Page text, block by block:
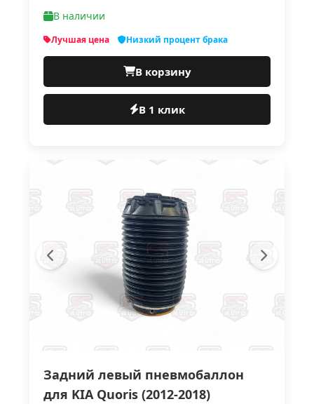
В наличии
Лучшая цена Низкий процент брака
В корзину
В 1 клик
Задний левый пневмобаллон
для KIA Quoris (2012-2018)